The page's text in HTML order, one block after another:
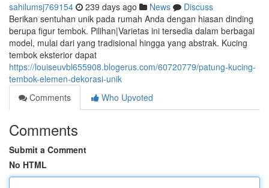
sahilumsj769154 239 days ago News
Discuss
Berikan sentuhan unik pada rumah Anda dengan hiasan dinding
berupa figur tembok. Pilihan|Varietas ini tersedia dalam berbagai
model, mulai dari yang tradisional hingga yang abstrak. Kucing
tembok eksterior dapat
https://louiseuvbl655908.blogerus.com/60720779/patung-kucing-
tembok-elemen-dekorasi-unik
Comments
Who Upvoted
Comments
Submit a Comment
No HTML